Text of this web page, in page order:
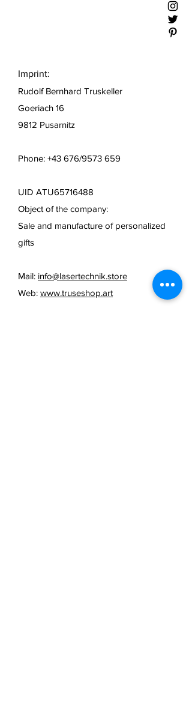
Imprint:
Rudolf Bernhard Truskeller
Goeriach 16
9812 Pusarnitz
Phone: +43 676/9573 659
UID ATU65716488
Object of the company:
Sale and manufacture of personalized
gifts
Mail: info@lasertechnik.store
Web: www.truseshop.art